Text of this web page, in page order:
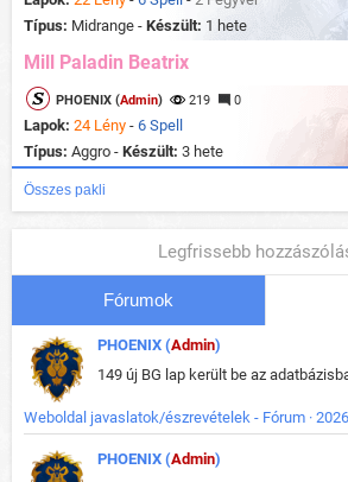
Típus: Midrange - Készült: 1 hete
Mill Paladin Beatrix
PHOENIX (Admin) 219 0
Lapok: 24 Lény - 6 Spell
Típus: Aggro - Készült: 3 hete
Összes pakli
Legfrissebb
Fórumok
PHOENIX (Admin)
Weboldal javaslatok/észrevételek - Fórum ·
PHOENIX (Admin)